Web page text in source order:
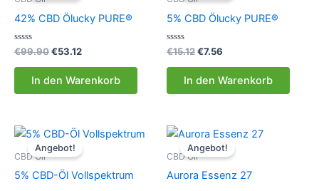
42% CBD Ölucky PURE®
Bewertet
mit
0
€99.90Ursprünglicher
war:
€99.90
€53.12Aktueller
€53.12.
In den Warenkorb
5% CBD Ölucky PURE®
Bewertet
mit
0
€15.12Ursprünglicher
war:
€15.12
€7.56
ist:
€7.56.
In den Warenkorb
Angebot!
CBD Oil
5% CBD-Öl Vollspektrum
Angebot!
CBD Oil
Aurora Essenz 27